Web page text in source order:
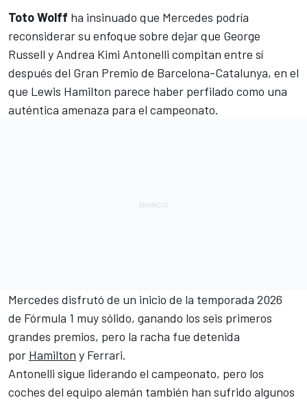
Toto Wolff ha insinuado que Mercedes podría
reconsiderar su enfoque sobre dejar que George
Russell y Andrea Kimi Antonelli compitan entre sí
después del Gran Premio de Barcelona-Catalunya, en el
que Lewis Hamilton parece haber perfilado como una
auténtica amenaza para el campeonato.
Mercedes disfrutó de un inicio de la temporada 2026
de Fórmula 1 muy sólido, ganando los seis primeros
grandes premios, pero la racha fue detenida
por Hamilton y Ferrari.
Antonelli sigue liderando el campeonato, pero los
coches del equipo alemán también han sufrido algunos